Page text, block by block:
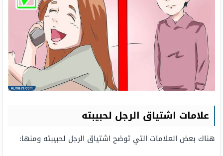
علامات اشتياق الرجل لحبيبته
هناك بعض العلامات التي توضح اشتياق الرجل لحبيبته ومنها: